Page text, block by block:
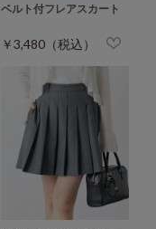
ベルト付フレアスカート
￥3,480（税込）